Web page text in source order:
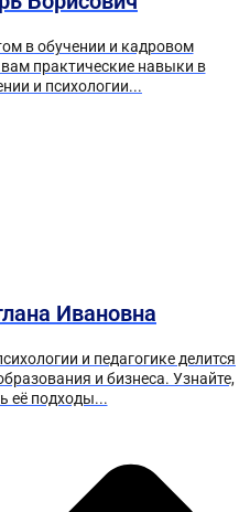
в обучении и кадровом
вам практические навыки в
и психологии...
Ивановна
и педагогике делится
и бизнеса. Узнайте,
её подходы...